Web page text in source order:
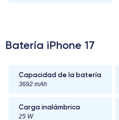
Batería iPhone 17
Capacidad de la batería
3692 mAh
Carga inalámbrica
25 W